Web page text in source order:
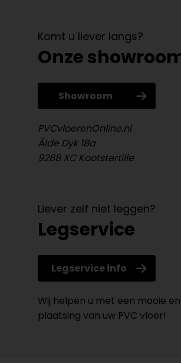
Komt u liever langs?
Onze
Showroom
PVCvloerenOnline.nl
Âlde Dyk 18a
9288 XC Kootstertille
Liever zelf niet leggen?
Legservice
Legservice info
Wij helpen u met een mooie
plaatsing van uw PVC vloer!